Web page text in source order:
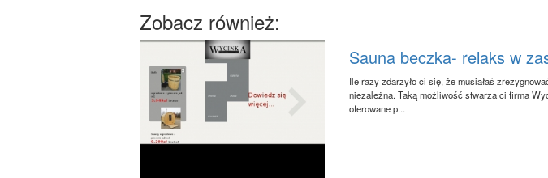
Zobacz również:
Sauna beczka- relaks w
Ile razy zdarzyło ci się, że musiałaś
niezależna. Taką możliwość stwarza ci firma
oferowane p...